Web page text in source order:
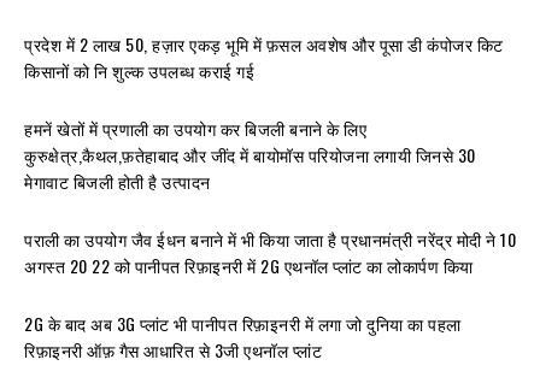
प्रदेश में 2 लाख 50, हज़ार एकड़ भूमि में फ़सल अवशेष और पूसा डी कंपोजर किट
किसानों को नि शुल्क उपलब्ध कराई गई
हमनें खेतों में प्रणाली का उपयोग कर बिजली बनाने के लिए
कुरुक्षेत्र,कैथल,फ़तेहाबाद और जींद में बायोमॉस परियोजना लगायी जिनसे 30
मेगावाट बिजली होती है उत्पादन
पराली का उपयोग जैव ईधन बनाने में भी किया जाता है प्रधानमंत्री नरेंद्र मोदी ने 10
अगस्त 20 22 को पानीपत रिफ़ाइनरी में 2G एथनॉल प्लांट का लोकार्पण किया
2G के बाद अब 3G प्लांट भी पानीपत रिफ़ाइनरी में लगा जो दुनिया का पहला
रिफ़ाइनरी ऑफ़ गैस आधारित से 3जी एथनॉल प्लांट